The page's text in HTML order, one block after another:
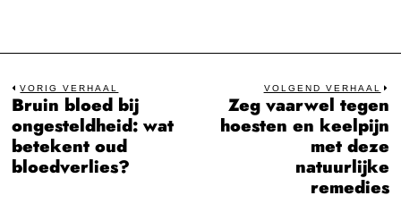
Bericht
navigatie
VORIG VERHAAL
Previous
post:
Bruin bloed bij
ongesteldheid: wat
betekent oud
bloedverlies?
VOLGEND VERHAAL
Zeg vaarwel tegen
hoesten en keelpijn
met deze
natuurlijke
remedies